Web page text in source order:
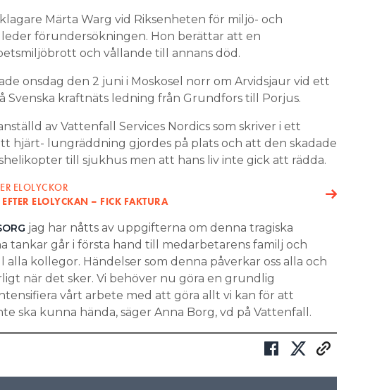
Märta Warg vid Riksenheten för miljö- och
förundersökningen. Hon berättar att en
och vållande till annans död.
onsdag den 2 juni i Moskosel norr om Arvidsjaur vid ett
Svenska kraftnäts ledning från Grundfors till Porjus.
av Vattenfall Services Nordics som skriver i ett
hjärt- lungräddning gjordes på plats och att den skadade
till sjukhus men att hans liv inte gick att rädda.
ELOLYCKOR
ELOLYCKAN – FICK FAKTURA
jag har nåtts av uppgifterna om denna tragiska
tankar går i första hand till medarbetarens familj och
alla kollegor. Händelser som denna påverkar oss alla och
när det sker. Vi behöver nu göra en grundlig
vårt arbete med att göra allt vi kan för att
ska kunna hända, säger Anna Borg, vd på Vattenfall.